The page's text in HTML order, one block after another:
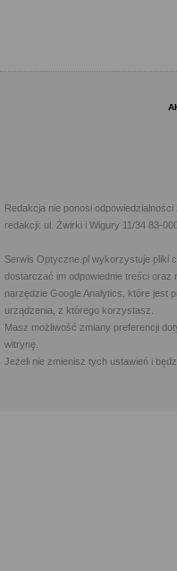
Redakcja nie ponosi
redakcji: ul. Żwirki i Wigury 11/34 83-
Serwis Optyczne.pl wykorzystuje pliki
dostarczać im odpowiednie treści oraz
narzędzie Google Analytics, które jest
urządzenia, z którego korzystasz.
Masz możliwość zmiany preferencji
witrynę.
Jeżeli nie zmienisz tych ustawień i